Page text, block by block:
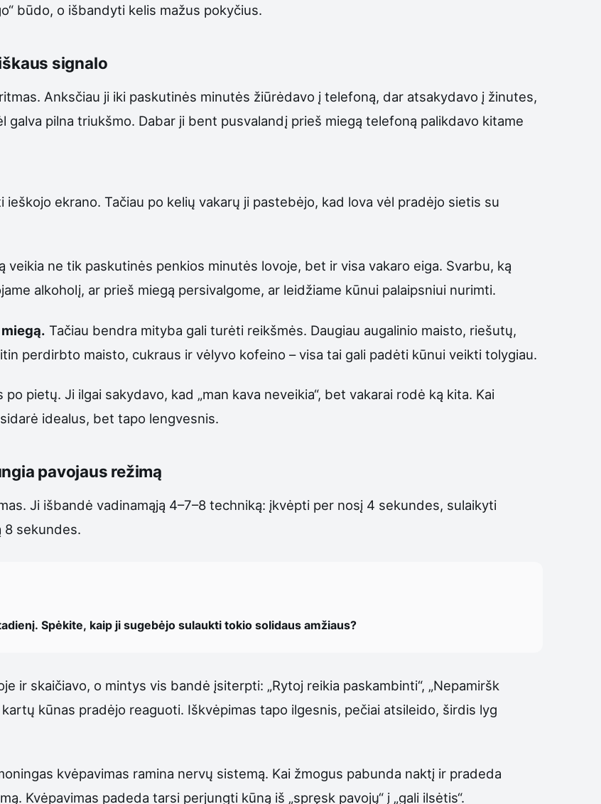
būdo, o išbandyti kelis mažus pokyčius.
signalo
Anksčiau ji iki paskutinės minutės žiūrėdavo į telefoną, dar atsakydavo į žinutes,
pilna triukšmo. Dabar ji bent pusvalandį prieš miegą telefoną palikdavo kitame
ekrano. Tačiau po kelių vakarų ji pastebėjo, kad lova vėl pradėjo sietis su
veikia ne tik paskutinės penkios minutės lovoje, bet ir visa vakaro eiga. Svarbu, ką
alkoholį, ar prieš miegą persivalgome, ar leidžiame kūnui palaipsniui nurimti.
Tačiau bendra mityba gali turėti reikšmės. Daugiau augalinio maisto, riešutų,
perdirbto maisto, cukraus ir vėlyvo kofeino – visa tai gali padėti kūnui veikti tolygiau.
pietų. Ji ilgai sakydavo, kad „man kava neveikia“, bet vakarai rodė ką kita. Kai
idealus, bet tapo lengvesnis.
pavojaus režimą
Ji išbandė vadinamąją 4–7–8 techniką: įkvėpti per nosį 4 sekundes, sulaikyti
8 sekundes.
Spėkite, kaip ji sugebėjo sulaukti tokio solidaus amžiaus?
ir skaičiavo, o mintys vis bandė įsiterpti: „Rytoj reikia paskambinti“, „Nepamiršk
kartų kūnas pradėjo reaguoti. Iškvėpimas tapo ilgesnis, pečiai atsileido, širdis lyg
kvėpavimas ramina nervų sistemą. Kai žmogus pabunda naktį ir pradeda
Kvėpavimas padeda tarsi perjungti kūną iš „spręsk pavojų“ į „gali ilsėtis“.